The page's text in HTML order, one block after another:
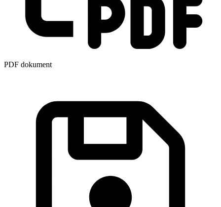
PDF dokument